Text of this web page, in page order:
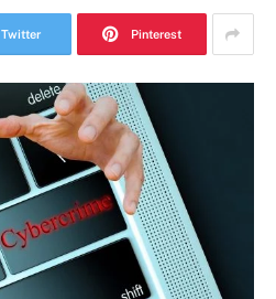
Twitter Pinterest